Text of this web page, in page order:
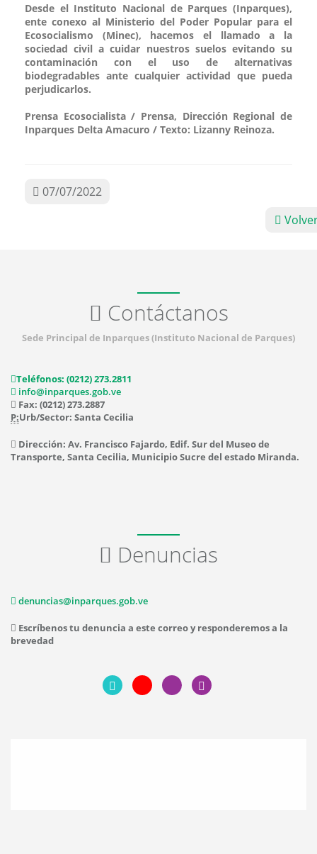
Desde el Instituto Nacional de Parques (Inparques),
ente conexo al Ministerio del Poder Popular para el
Ecosocialismo (Minec), hacemos el llamado a la
sociedad civil a cuidar nuestros suelos evitando su
contaminación con el uso de alternativas
biodegradables ante cualquier actividad que pueda
perjudicarlos.
Prensa Ecosocialista / Prensa, Dirección Regional de
Inparques Delta Amacuro / Texto: Lizanny Reinoza.
07/07/2022
Contáctanos
Sede Principal de Inparques (Instituto Nacional de Parques)
Teléfonos: (0212) 273.2811
info@inparques.gob.ve
Fax: (0212) 273.2887
P:Urb/Sector: Santa Cecilia
Dirección: Av. Francisco Fajardo, Edif. Sur del Museo de
Transporte, Santa Cecilia, Municipio Sucre del estado Miranda.
Denuncias
denuncias@inparques.gob.ve
Escríbenos tu denuncia a este correo y responderemos a la
brevedad